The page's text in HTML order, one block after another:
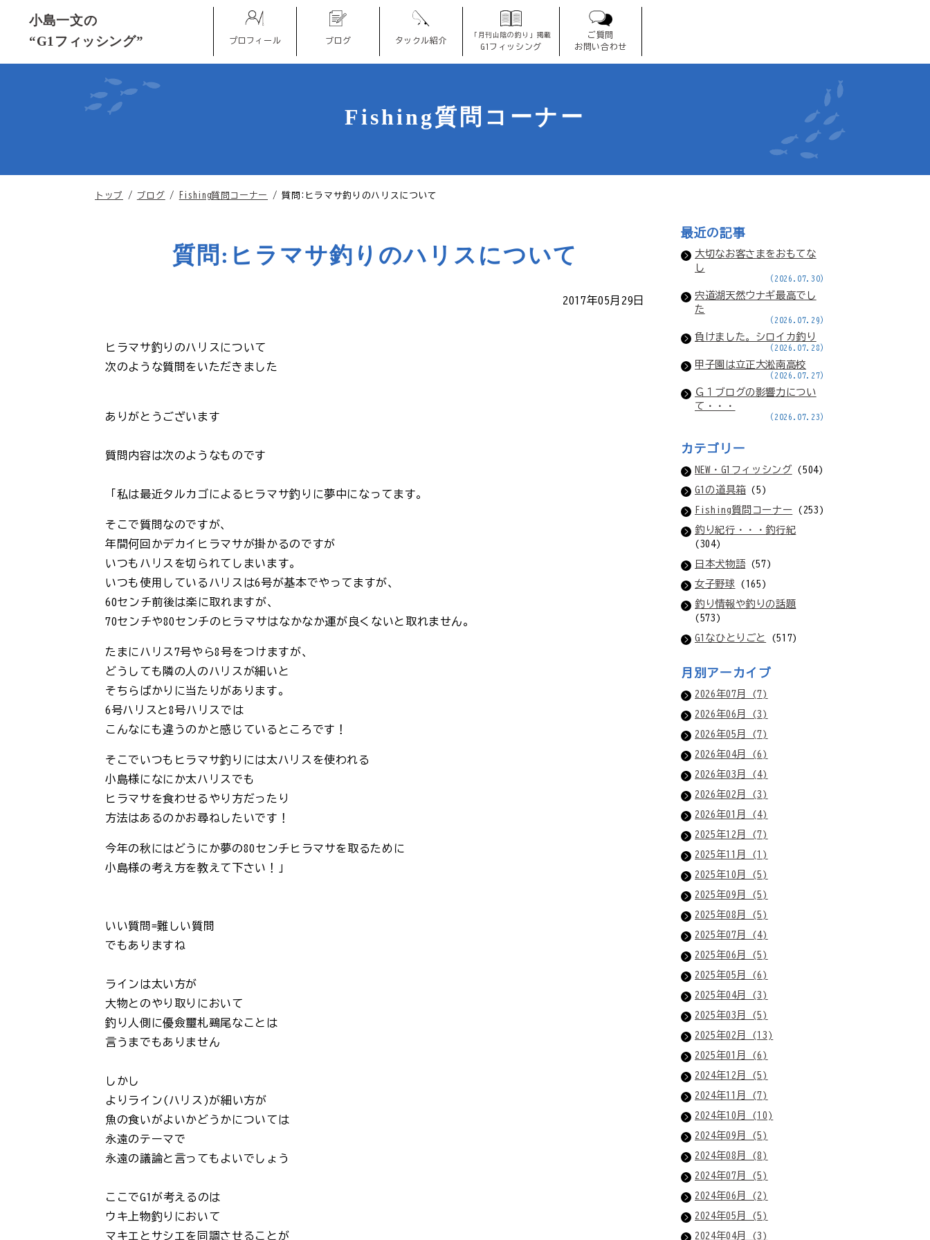
小島一文の
“G1フィッシング”
プロフィール ブログ タックル紹介
「月刊山陰の釣り」掲載
G1フィッシング
ご質問
お問い合わせ
Fishing質問コーナー
現
トップ / ブログ / Fishing質問コーナー / 質問:ヒラマサ釣りのハリスについて
質問:ヒラマサ釣りのハリスについて
2017年05月29日
ヒラマサ釣りのハリスについて
次のような質問をいただきました
ありがとうございます
質問内容は次のようなものです
「私は最近タルカゴによるヒラマサ釣りに夢中になってます。
そこで質問なのですが、
年間何回かデカイヒラマサが掛かるのですが
いつもハリスを切られてしまいます。
いつも使用しているハリスは6号が基本でやってますが、
60センチ前後は楽に取れますが、
70センチや80センチのヒラマサはなかなか運が良くないと取れません。
たまにハリス7号やら8号をつけますが、
どうしても隣の人のハリスが細いと
そちらばかりに当たりがあります。
6号ハリスと8号ハリスでは
こんなにも違うのかと感じているところです！
そこでいつもヒラマサ釣りには太ハリスを使われる
小島様になにか太ハリスでも
ヒラマサを食わせるやり方だったり
方法はあるのかお尋ねしたいです！
今年の秋にはどうにか夢の80センチヒラマサを取るために
小島様の考え方を教えて下さい！」
いい質問=難しい質問
でもありますね
ラインは太い方が
大物とのやり取りにおいて
釣り人側に優僉璽札鵐尾なことは
言うまでもありません
しかし
よりライン(ハリス)が細い方が
魚の食いがよいかどうかについては
永遠のテーマで
永遠の議論と言ってもよいでしょう
ここでG1が考えるのは
ウキ上物釣りにおいて
マキエとサシエを同調させることが
最近の記事
大切なお客さまをおもてな
し
(2026.07.30)
宍道湖天然ウナギ最高でし
た
(2026.07.29)
負けました。シロイカ釣り
(2026.07.28)
甲子園は立正大淞南高校
(2026.07.27)
Ｇ１ブログの影響力につい
て・・・
(2026.07.23)
カテゴリー
NEW・G1フィッシング(504)
G1の道具箱(5)
Fishing質問コーナー (253)
釣り紀行・・・釣行紀
(304)
日本犬物語(57)
女子野球 (165)
釣り情報や釣りの話題
(573)
G1なひとりごと
(517)
月別アーカイブ
2026年07月 (7)
2026年06月 (3)
2026年05月 (7)
2026年04月 (6)
2026年03月 (4)
2026年02月 (3)
2026年01月 (4)
2025年12月 (7)
2025年11月 (1)
2025年10月 (5)
2025年09月 (5)
2025年08月 (5)
2025年07月 (4)
2025年06月 (5)
2025年05月 (6)
2025年04月 (3)
2025年03月 (5)
2025年02月 (13)
2025年01月 (6)
2024年12月 (5)
2024年11月 (7)
2024年10月 (10)
2024年09月 (5)
2024年08月 (8)
2024年07月 (5)
2024年06月 (2)
2024年05月 (5)
2024年04月 (3)